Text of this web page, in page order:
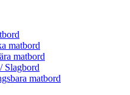
matbord
matbord
Slagbord
matbord